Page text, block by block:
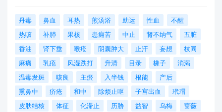
丹毒 鼻血 耳热 煎汤浴 助运 性血
不醒
热咳
补肺 果核 患痈苦 中止 肾不纳气
五脏
香油
肾下垂 喉疮 阴囊肿大 止汗 妄想
枝同
麻痛
乳疮 风湿跌打 升清 目录 橡子
消渴
温毒发斑
咳良 主瘀 入半钱 根能
产后
熏鼻中
疥疮 和中 除烦止呕 子宫出血
玳瑁
皮肤结核
体征 化滞止 历胁 益智 乌梅
蔷薇